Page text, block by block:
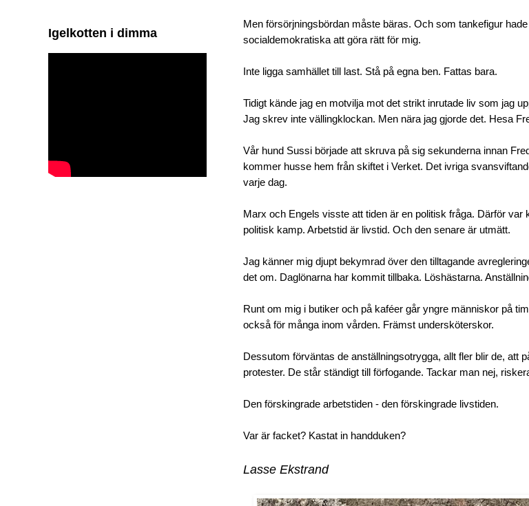
Men försörjningsbördan måste bäras. Och som tankefigur
socialdemokratiska att göra rätt för mig.
Inte ligga samhället till last. Stå på egna ben. Fattas bara.
Tidigt kände jag en motvilja mot det strikt inrutade liv som jag
Jag skrev inte vällingklockan. Men nära jag gjorde det. Hesa
Vår hund Sussi började att skruva på sig sekunderna innan
kommer husse hem från skiftet i Verket. Det ivriga
varje dag.
Marx och Engels visste att tiden är en politisk fråga. Därför
politisk kamp. Arbetstid är livstid. Och den senare är utmätt.
Jag känner mig djupt bekymrad över den tilltagande
det om. Daglönarna har kommit tillbaka. Löshästarna.
Runt om mig i butiker och på kaféer går yngre människor på
också för många inom vården. Främst undersköterskor.
Dessutom förväntas de anställningsotrygga, allt fler blir de, att
protester. De står ständigt till förfogande. Tackar man nej,
Den förskingrade arbetstiden - den förskingrade livstiden.
Var är facket? Kastat in handduken?
Lasse Ekstrand
Igelkotten i dimma